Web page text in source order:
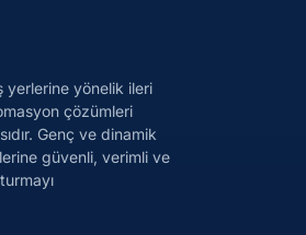
yerlerine yönelik ileri
çözümleri
Genç ve dinamik
güvenli, verimli ve